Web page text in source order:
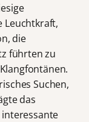
Leuchtkraft,
die
führten zu
Suchen,
das